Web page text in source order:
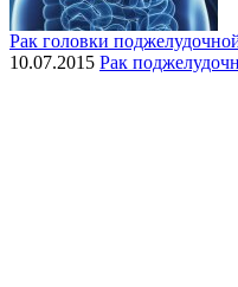
Рак головки
10.07.2015 Рак